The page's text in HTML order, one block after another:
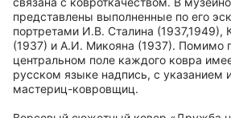
представлены выполненные по его
портретами И.В. Сталина (1937,1949),
(1937) и А.И. Микояна (1937). Помимо
центральном поле каждого ковра
русском языке надпись, с указанием
мастериц-ковровщиц.